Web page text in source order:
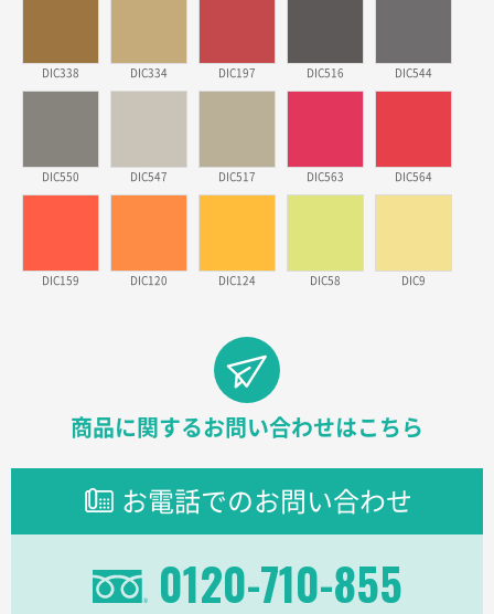
2026年03月17日 19:11
ワンポイントポリ袋 A4サイズ
1000枚
東京都のお客様
見積りの仕方が明確だったから
東京都D社様
2026年02月17日 12:18
柔軟かつスピーディーに対応してくれたため
ラミネート紙袋 規格L1サイズ(A4対応)1000枚
2026年02月16日 14:47
DIC338 DIC334 DIC197 DIC516 DIC544
DIC550 DIC547 DIC517 DIC563 DIC564
DIC159 DIC120 DIC124 DIC58 DIC9
商品に関するお問い合わせはこちら
お電話でのお問い合わせ
0120-710-855